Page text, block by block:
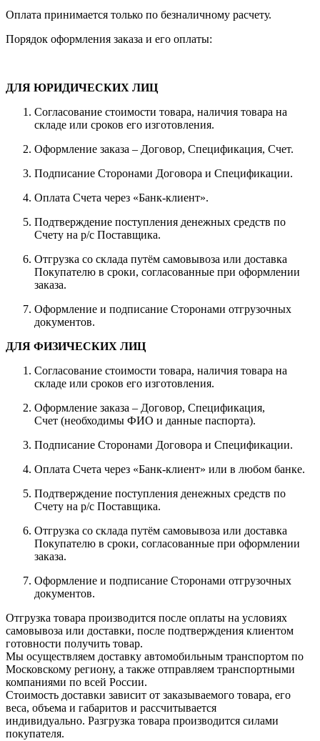
Оплата принимается только по безналичному расчету.
Порядок оформления заказа и его оплаты:
ДЛЯ ЮРИДИЧЕСКИХ ЛИЦ
Согласование стоимости товара, наличия товара на
складе или сроков его изготовления.
Оформление заказа – Договор, Спецификация, Счет.
Подписание Сторонами Договора и Спецификации.
Оплата Счета через «Банк-клиент».
Подтверждение поступления денежных средств по
Счету на р/с Поставщика.
Отгрузка со склада путём самовывоза или доставка
Покупателю в сроки, согласованные при оформлении
заказа.
Оформление и подписание Сторонами отгрузочных
документов.
ДЛЯ ФИЗИЧЕСКИХ ЛИЦ
Согласование стоимости товара, наличия товара на
складе или сроков его изготовления.
Оформление заказа – Договор, Спецификация,
Счет (необходимы ФИО и данные паспорта).
Подписание Сторонами Договора и Спецификации.
Оплата Счета через «Банк-клиент» или в любом банке.
Подтверждение поступления денежных средств по
Счету на р/с Поставщика.
Отгрузка со склада путём самовывоза или доставка
Покупателю в сроки, согласованные при оформлении
заказа.
Оформление и подписание Сторонами отгрузочных
документов.
Отгрузка товара производится после оплаты на условиях
самовывоза или доставки, после подтверждения клиентом
готовности получить товар.
Мы осуществляем доставку автомобильным транспортом по
Московскому региону, а также отправляем транспортными
компаниями по всей России.
Стоимость доставки зависит от заказываемого товара, его
веса, объема и габаритов и рассчитывается
индивидуально. Разгрузка товара производится силами
покупателя.